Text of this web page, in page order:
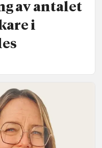
av antalet
i